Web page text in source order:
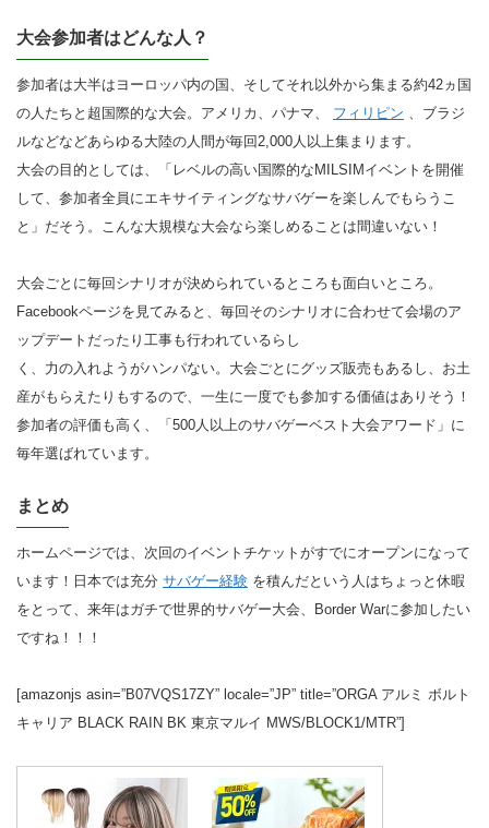
大会参加者はどんな人？
参加者は大半はヨーロッパ内の国、そしてそれ以外から集まる約42ヵ国
の人たちと超国際的な大会。アメリカ、パナマ、 フィリピン 、ブラジ
ルなどなどあらゆる大陸の人間が毎回2,000人以上集まります。
大会の目的としては、「レベルの高い国際的なMILSIMイベントを開催
して、参加者全員にエキサイティングなサバゲーを楽しんでもらうこ
と」だそう。こんな大規模な大会なら楽しめることは間違いない！
大会ごとに毎回シナリオが決められているところも面白いところ。
Facebookページを見てみると、毎回そのシナリオに合わせて会場のア
ップデートだったり工事も行われているらし
く、力の入れようがハンパない。大会ごとにグッズ販売もあるし、お土
産がもらえたりもするので、一生に一度でも参加する価値はありそう！
参加者の評価も高く、「500人以上のサバゲーベスト大会アワード」に
毎年選ばれています。
まとめ
ホームページでは、次回のイベントチケットがすでにオープンになって
います！日本では充分 サバゲー経験 を積んだという人はちょっと休暇
をとって、来年はガチで世界的サバゲー大会、Border Warに参加したい
ですね！！！
[amazonjs asin=”B07VQS17ZY” locale=”JP” title=”ORGA アルミ ボルト
キャリア BLACK RAIN BK 東京マルイ MWS/BLOCK1/MTR”]